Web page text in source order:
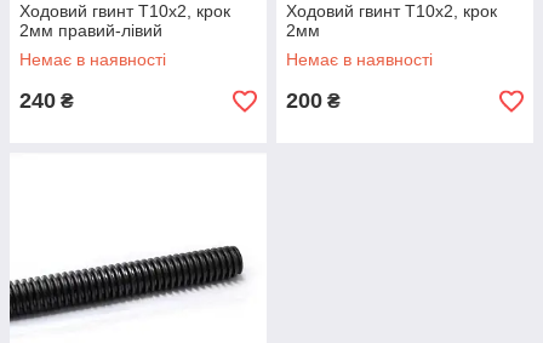
Ходовий гвинт T10x2, крок
2мм правий-лівий
Немає в наявності
240 ₴
Ходовий гвинт T10x2, крок
2мм
Немає в наявності
200 ₴